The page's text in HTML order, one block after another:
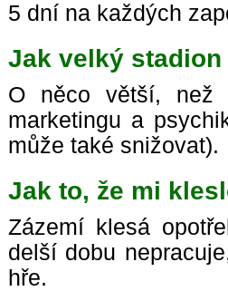
5 dní na každých
Jak velký
O něco větší, než
marketingu a
může také snižovat).
Jak to, že mi
Zázemí klesá
delší dobu
hře.